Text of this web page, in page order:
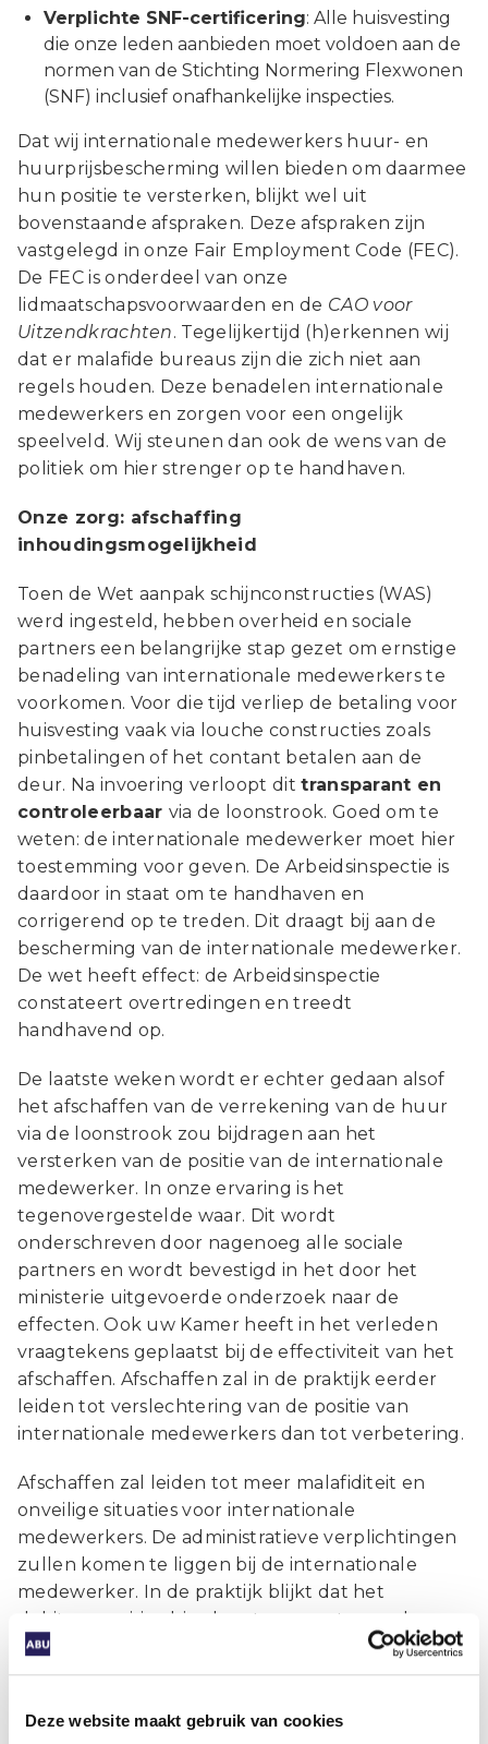
Deze website maakt gebruik van cookies
Verplichte SNF-certificering: Alle huisvesting
die onze leden aanbieden moet voldoen aan de
normen van de Stichting Normering Flexwonen
(SNF) inclusief onafhankelijke inspecties.
Dat wij internationale medewerkers huur- en
huurprijsbescherming willen bieden om daarmee
hun positie te versterken, blijkt wel uit
bovenstaande afspraken. Deze afspraken zijn
vastgelegd in onze Fair Employment Code (FEC).
De FEC is onderdeel van onze
lidmaatschapsvoorwaarden en de CAO voor
Uitzendkrachten. Tegelijkertijd (h)erkennen wij
dat er malafide bureaus zijn die zich niet aan
regels houden. Deze benadelen internationale
medewerkers en zorgen voor een ongelijk
speelveld. Wij steunen dan ook de wens van de
politiek om hier strenger op te handhaven.
Onze zorg: afschaffing
inhoudingsmogelijkheid
Toen de Wet aanpak schijnconstructies (WAS)
werd ingesteld, hebben overheid en sociale
partners een belangrijke stap gezet om ernstige
benadeling van internationale medewerkers te
voorkomen. Voor die tijd verliep de betaling voor
huisvesting vaak via louche constructies zoals
pinbetalingen of het contant betalen aan de
deur. Na invoering verloopt dittransparant en
controleerbaar via de loonstrook. Goed om te
weten: de internationale medewerker moet hier
toestemming voor geven. De Arbeidsinspectie is
daardoor in staat om te handhaven en
corrigerend op te treden. Dit draagt bij aan de
bescherming van de internationale medewerker.
De wet heeft effect: de Arbeidsinspectie
constateert overtredingen en treedt
handhavend op.
De laatste weken wordt er echter gedaan alsof
het afschaffen van de verrekening van de huur
via de loonstrook zou bijdragen aan het
versterken van de positie van de internationale
medewerker. In onze ervaring is het
tegenovergestelde waar. Dit wordt
onderschreven door nagenoeg alle sociale
partners en wordt bevestigd in het door het
ministerie uitgevoerde onderzoek naar de
effecten. Ook uw Kamer heeft in het verleden
vraagtekens geplaatst bij de effectiviteit van het
afschaffen. Afschaffen zal in de praktijk eerder
leiden tot verslechtering van de positie van
internationale medewerkers dan tot verbetering.
Afschaffen zal leiden tot meer malafiditeit en
onveilige situaties voor internationale
medewerkers. De administratieve verplichtingen
zullen komen te liggen bij de internationale
medewerker. In de praktijk blijkt dat het
debiteurenrisico hierdoor toeneemt, waardoor
huisvesters terughoudend worden met het
aanbieden en ontwikkelen van nieuwe
van huisvesting, wat ingaat tegen een van de